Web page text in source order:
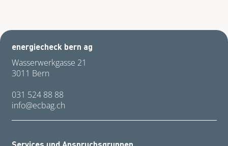
energiecheck bern ag
Wasserwerkgasse 21
3011 Bern
031 524 88 88
nf
cb g ch